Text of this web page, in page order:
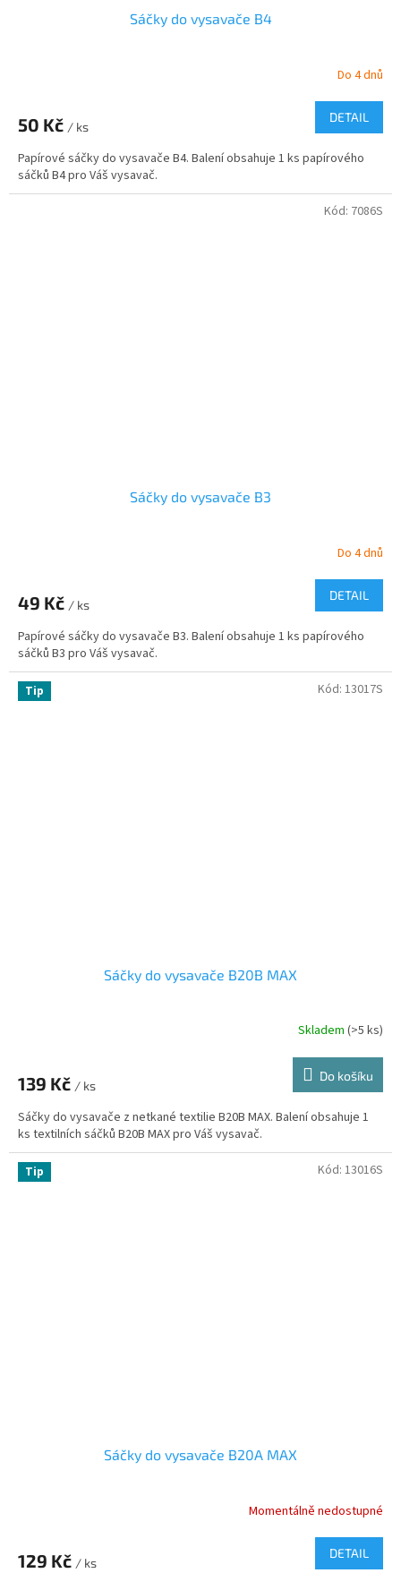
Sáčky do vysavače B4
Do 4 dnů
50 Kč / ks
DETAIL
Papírové sáčky do vysavače B4. Balení obsahuje 1 ks papírového
sáčků B4 pro Váš vysavač.
Sáčky do vysavače B3
Do 4 dnů
49 Kč / ks
DETAIL
Papírové sáčky do vysavače B3. Balení obsahuje 1 ks papírového
sáčků B3 pro Váš vysavač.
Kód: 7086S
Tip
Sáčky do vysavače B20B MAX
Skladem (>5 ks)
139 Kč / ks
Do košíku
Sáčky do vysavače z netkané textilie B20B MAX. Balení obsahuje 1
ks textilních sáčků B20B MAX pro Váš vysavač.
Kód: 13017S
Tip
Sáčky do vysavače B20A MAX
Momentálně nedostupné
129 Kč / ks
DETAIL
Kód: 13016S